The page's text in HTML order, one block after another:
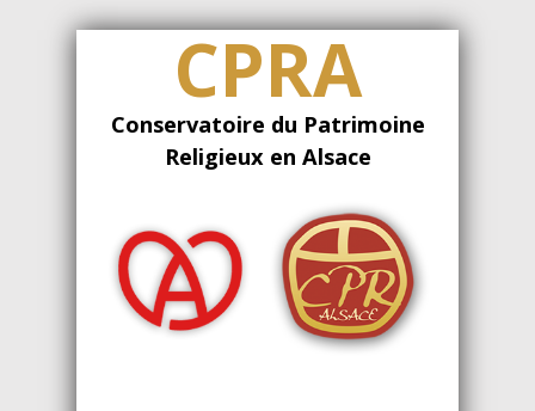
CPRA
Conservatoire du Patrimoine
Religieux en Alsace